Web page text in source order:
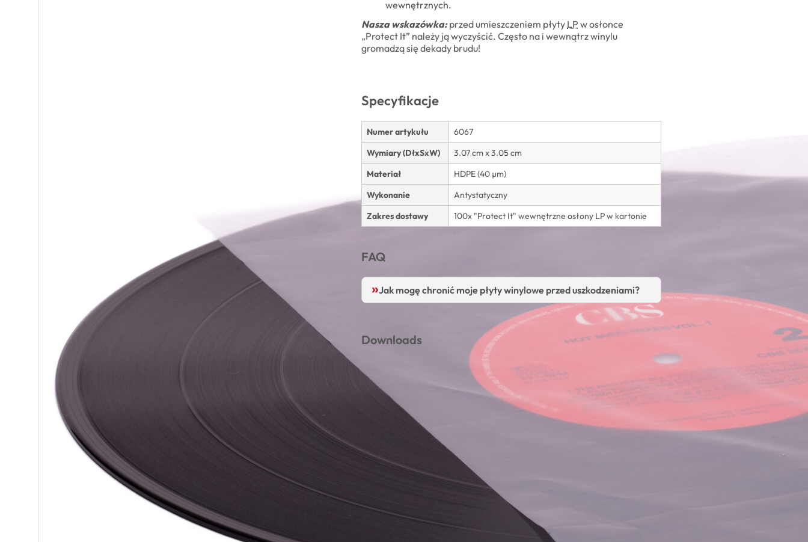
wewnętrznych.
Nasza wskazówka:przed umieszczeniem płyty LP w osłonce
„Protect It” należy ją wyczyścić. Często na i wewnątrz winylu
gromadzą się dekady brudu!
Specyfikacje
Numer artykułu
6067
Wymiary (DłxSxW)
3.07 cm x 3.05 cm
Materiał
HDPE (40 µm)
Wykonanie
Antystatyczny
Zakres dostawy
100x "Protect It" wewnętrzne osłony LP w kartonie
FAQ
Jak mogę chronić moje płyty winylowe przed uszkodzeniami?
Downloads